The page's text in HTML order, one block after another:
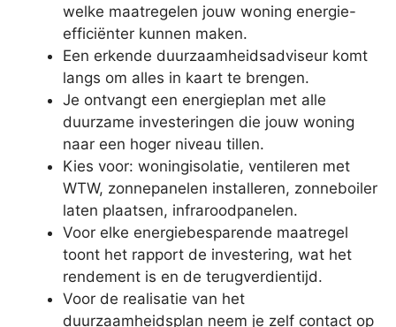
welke maatregelen jouw woning energie-
efficiënter kunnen maken.
Een erkende duurzaamheidsadviseur komt
langs om alles in kaart te brengen.
Je ontvangt een energieplan met alle
duurzame investeringen die jouw woning
naar een hoger niveau tillen.
Kies voor: woningisolatie, ventileren met
WTW, zonnepanelen installeren, zonneboiler
laten plaatsen, infraroodpanelen.
Voor elke energiebesparende maatregel
toont het rapport de investering, wat het
rendement is en de terugverdientijd.
Voor de realisatie van het
duurzaamheidsplan neem je zelf contact op